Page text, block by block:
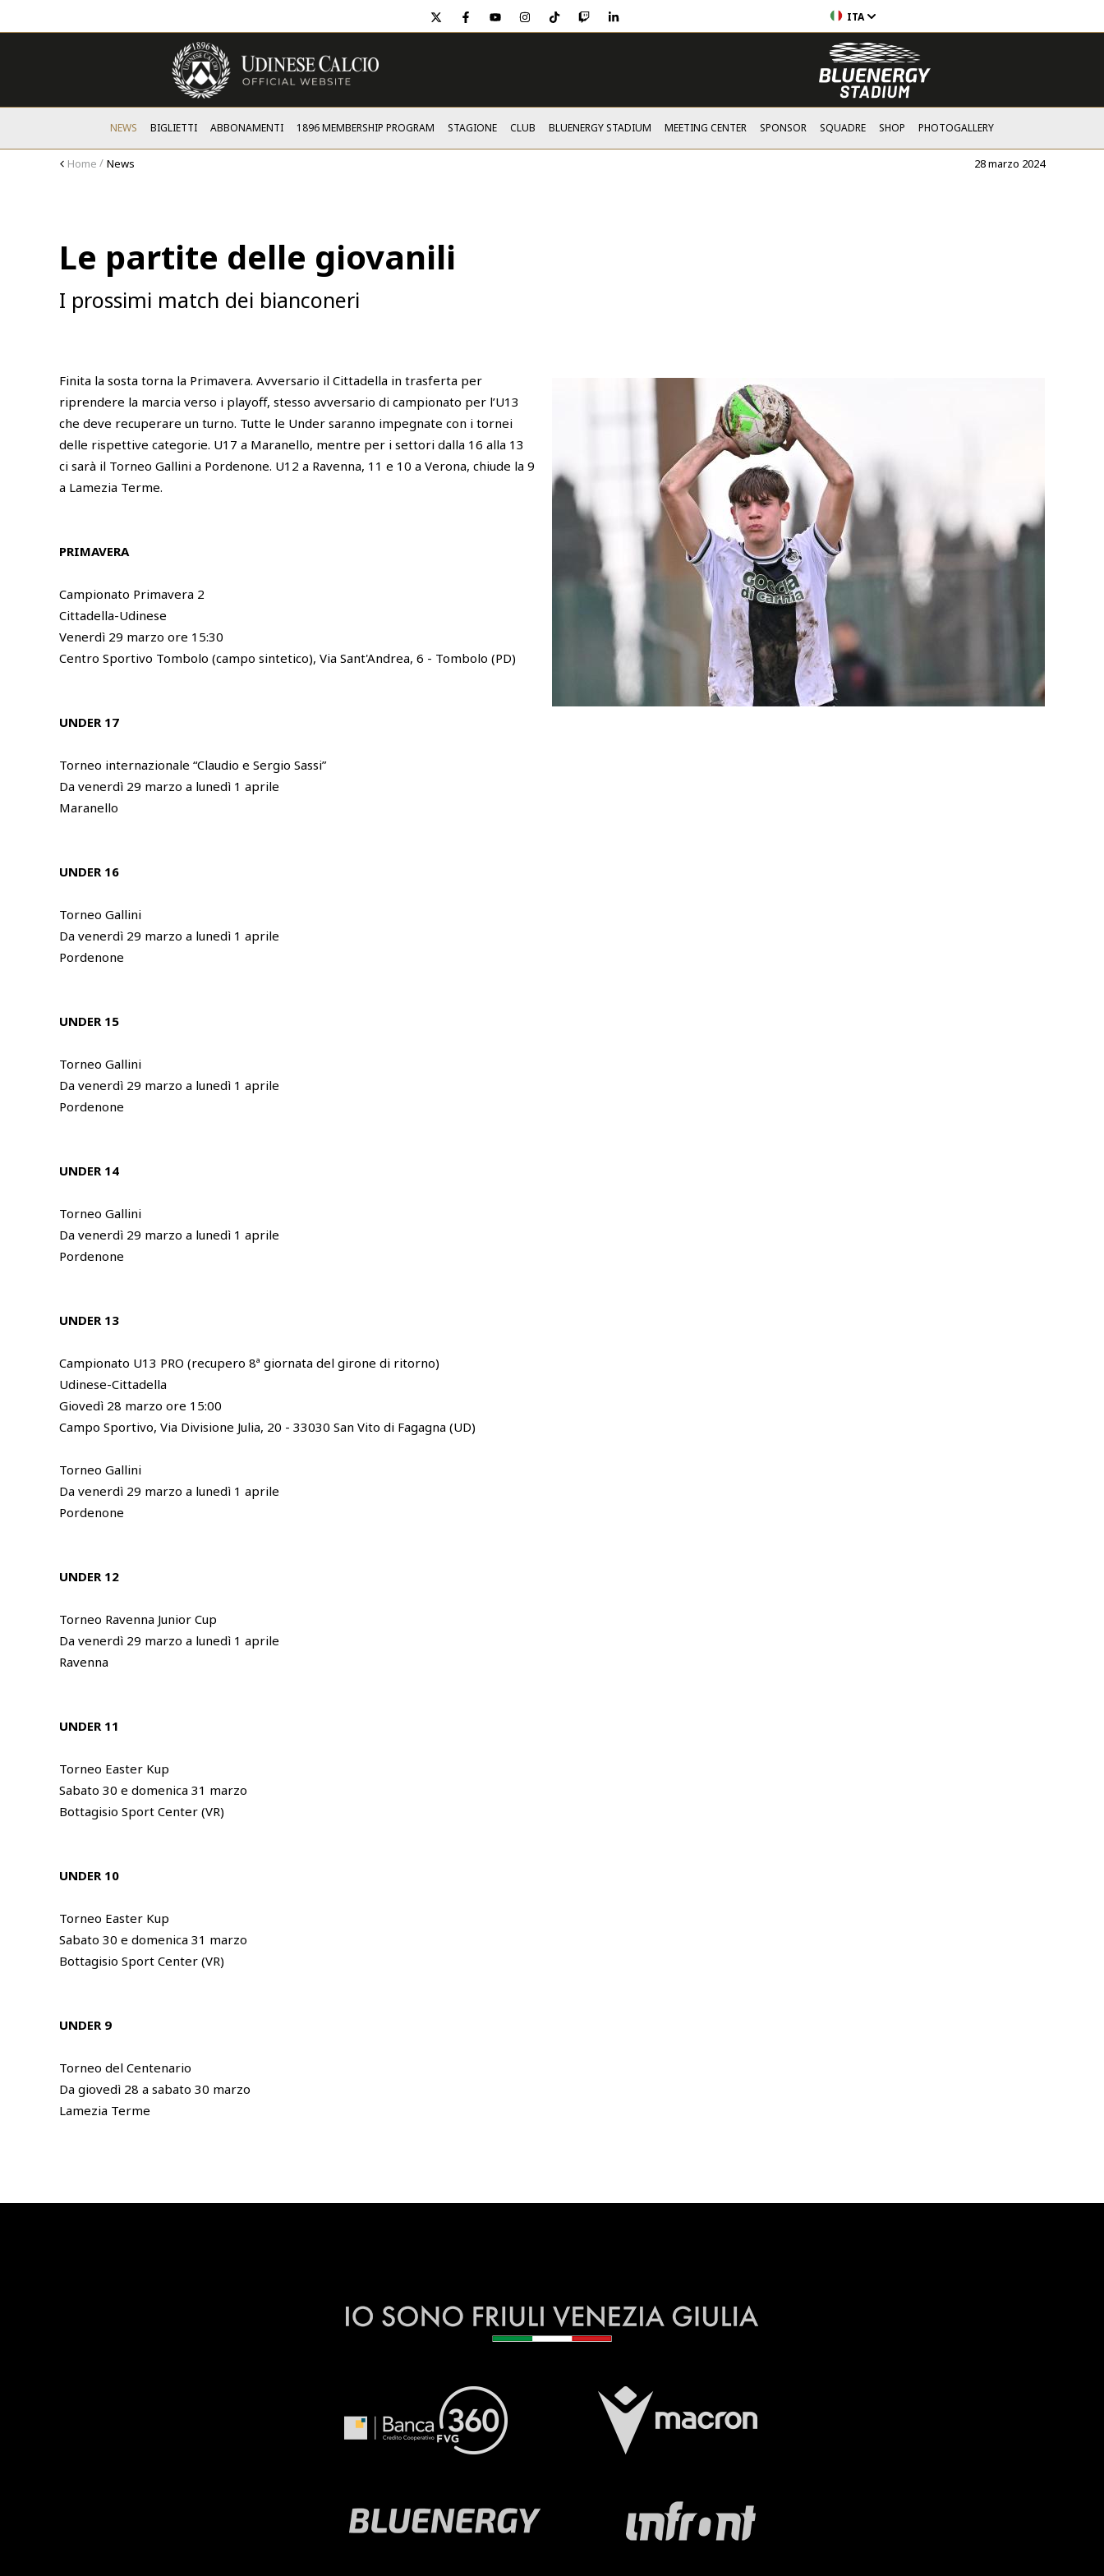
twitter facebook
youtubeinstagram
tiktoktwitchlinkedin ITA
NEWS BIGLIETTI ABBONAMENTI 1896 MEMBERSHIP PROGRAM STAGIONE CLUB BLUENERGY STADIUM MEETING CENTER SPONSOR SQUADRE SHOP PHOTOGALLERY
Home News 28 marzo 2024
Le partite delle giovanili
I prossimi match dei bianconeri
Finita la sosta torna la Primavera. Avversario il Cittadella in trasferta per
riprendere la marcia verso i playoff, stesso avversario di campionato per l’U13
che deve recuperare un turno. Tutte le Under saranno impegnate con i tornei
delle rispettive categorie. U17 a Maranello, mentre per i settori dalla 16 alla 13
ci sarà il Torneo Gallini a Pordenone. U12 a Ravenna, 11 e 10 a Verona, chiude la 9
a Lamezia Terme.
PRIMAVERA
Campionato Primavera 2
Cittadella-Udinese
Venerdì 29 marzo ore 15:30
Centro Sportivo Tombolo (campo sintetico), Via Sant'Andrea, 6 - Tombolo (PD)
UNDER 17
Torneo internazionale “Claudio e Sergio Sassi”
Da venerdì 29 marzo a lunedì 1 aprile
Maranello
UNDER 16
Torneo Gallini
Da venerdì 29 marzo a lunedì 1 aprile
Pordenone
UNDER 15
Torneo Gallini
Da venerdì 29 marzo a lunedì 1 aprile
Pordenone
UNDER 14
Torneo Gallini
Da venerdì 29 marzo a lunedì 1 aprile
Pordenone
UNDER 13
Campionato U13 PRO (recupero 8ª giornata del girone di ritorno)
Udinese-Cittadella
Giovedì 28 marzo ore 15:00
Campo Sportivo, Via Divisione Julia, 20 - 33030 San Vito di Fagagna (UD)
Torneo Gallini
Da venerdì 29 marzo a lunedì 1 aprile
Pordenone
UNDER 12
Torneo Ravenna Junior Cup
Da venerdì 29 marzo a lunedì 1 aprile
Ravenna
UNDER 11
Torneo Easter Kup
Sabato 30 e domenica 31 marzo
Bottagisio Sport Center (VR)
UNDER 10
Torneo Easter Kup
Sabato 30 e domenica 31 marzo
Bottagisio Sport Center (VR)
UNDER 9
Torneo del Centenario
Da giovedì 28 a sabato 30 marzo
Lamezia Terme